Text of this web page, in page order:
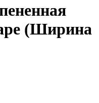
(Ширина